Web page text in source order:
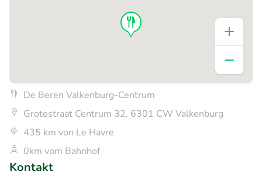
De Beren Valkenburg-Centrum
Grotestraat Centrum 32, 6301 CW Valkenburg
435 km von Le Havre
0km vom Bahnhof
Kontakt